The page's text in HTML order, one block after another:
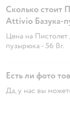
Сколько стоит
Attivio Базука-
Цена на
пузырюка - 56 Br.
Есть ли фото
Да, у нас вы